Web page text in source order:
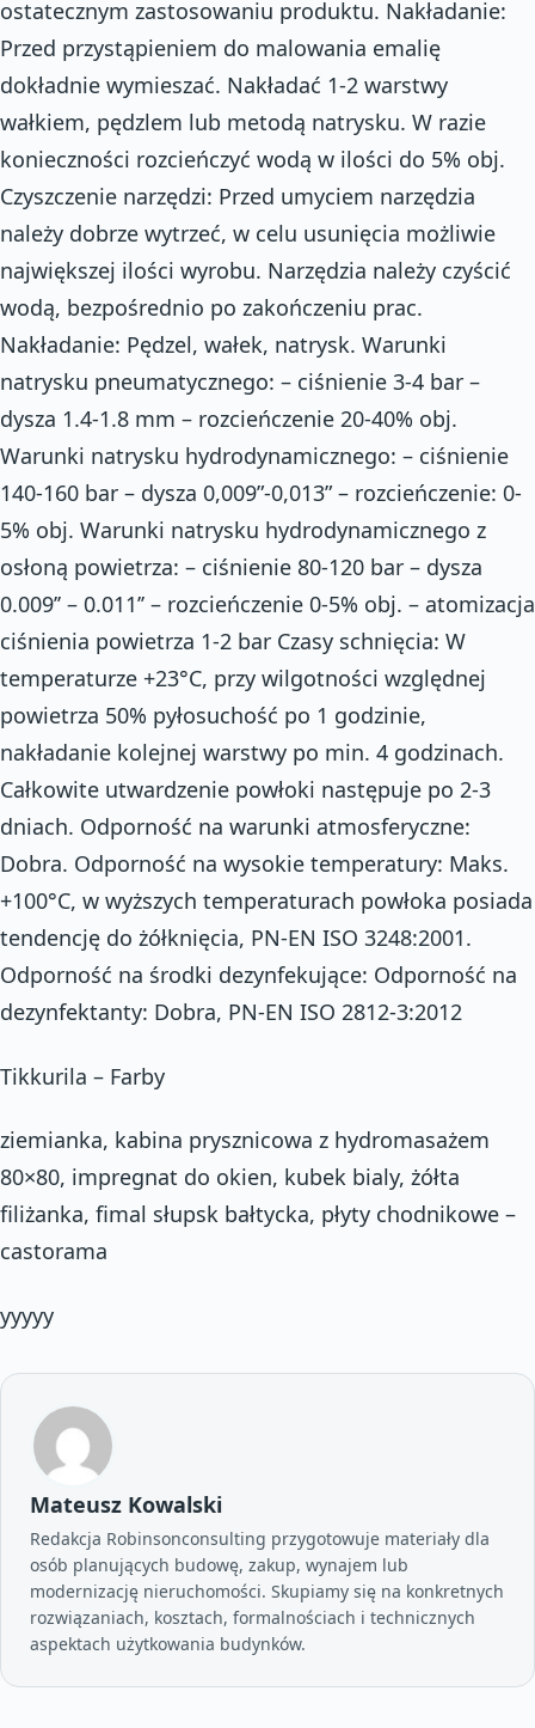
ostatecznym zastosowaniu produktu. Nakładanie:
Przed przystąpieniem do malowania emalię
dokładnie wymieszać. Nakładać 1-2 warstwy
wałkiem, pędzlem lub metodą natrysku. W razie
konieczności rozcieńczyć wodą w ilości do 5% obj.
Czyszczenie narzędzi: Przed umyciem narzędzia
należy dobrze wytrzeć, w celu usunięcia możliwie
największej ilości wyrobu. Narzędzia należy czyścić
wodą, bezpośrednio po zakończeniu prac.
Nakładanie: Pędzel, wałek, natrysk. Warunki
natrysku pneumatycznego: – ciśnienie 3-4 bar –
dysza 1.4-1.8 mm – rozcieńczenie 20-40% obj.
Warunki natrysku hydrodynamicznego: – ciśnienie
140-160 bar – dysza 0,009”-0,013” – rozcieńczenie: 0-
5% obj. Warunki natrysku hydrodynamicznego z
osłoną powietrza: – ciśnienie 80-120 bar – dysza
0.009’’ – 0.011’’ – rozcieńczenie 0-5% obj. – atomizacja
ciśnienia powietrza 1-2 bar Czasy schnięcia: W
temperaturze +23°C, przy wilgotności względnej
powietrza 50% pyłosuchość po 1 godzinie,
nakładanie kolejnej warstwy po min. 4 godzinach.
Całkowite utwardzenie powłoki następuje po 2-3
dniach. Odporność na warunki atmosferyczne:
Dobra. Odporność na wysokie temperatury: Maks.
+100°C, w wyższych temperaturach powłoka posiada
tendencję do żółknięcia, PN-EN ISO 3248:2001.
Odporność na środki dezynfekujące: Odporność na
dezynfektanty: Dobra, PN-EN ISO 2812-3:2012
Tikkurila – Farby
ziemianka, kabina prysznicowa z hydromasażem
80×80, impregnat do okien, kubek bialy, żółta
filiżanka, fimal słupsk bałtycka, płyty chodnikowe –
castorama
yyyyy
Mateusz Kowalski
Redakcja Robinsonconsulting przygotowuje materiały dla
osób planujących budowę, zakup, wynajem lub
modernizację nieruchomości. Skupiamy się na konkretnych
rozwiązaniach, kosztach, formalnościach i technicznych
aspektach użytkowania budynków.